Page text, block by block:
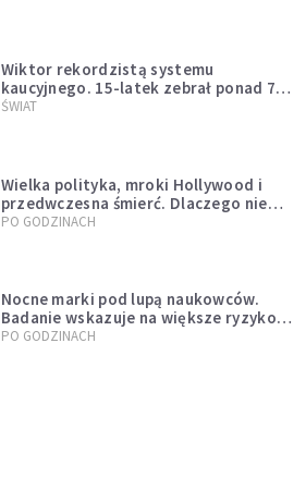
Wiktor rekordzistą systemu
kaucyjnego. 15-latek zebrał ponad 7
tys. butelek i puszek
ŚWIAT
Wielka polityka, mroki Hollywood i
przedwczesna śmierć. Dlaczego nie
możemy przestać mówić o Marilyn
PO GODZINACH
Nocne marki pod lupą naukowców.
Badanie wskazuje na większe ryzyko
zawału
PO GODZINACH